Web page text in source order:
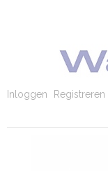
Inloggen Registreren